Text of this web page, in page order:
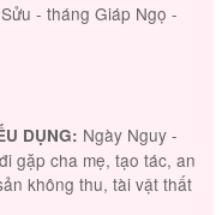
- tháng Giáp Ngọ -
DỤNG: Ngày Nguy -
gặp cha mẹ, tạo tác, an
không thu, tài vật thất